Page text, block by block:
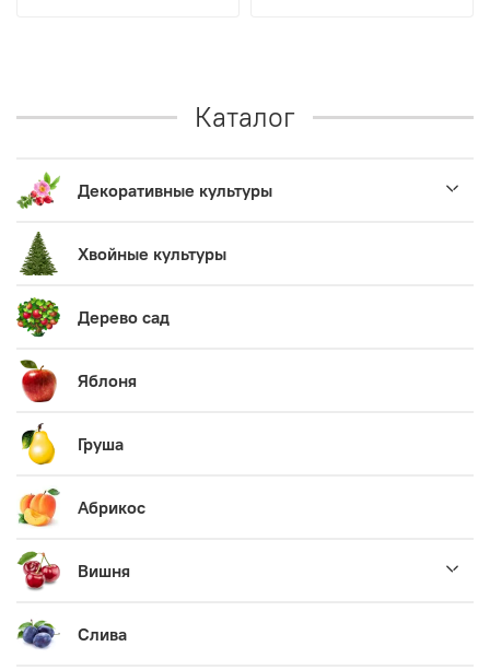
Каталог
Декоративные культуры
Хвойные культуры
Дерево сад
Яблоня
Груша
Абрикос
Вишня
Слива